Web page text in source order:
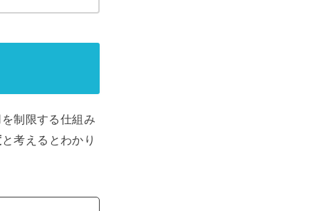
制限する仕組み
と考えるとわかり